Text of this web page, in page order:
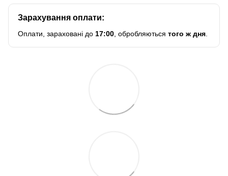
Зарахування оплати:
Оплати, зараховані до 17:00 , обробляються того ж дня